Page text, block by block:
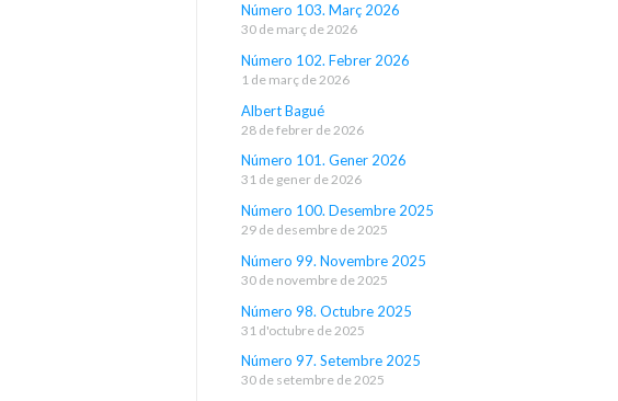
Número 103. Març 2026
30 de març de 2026
Número 102. Febrer 2026
1 de març de 2026
Albert Bagué
28 de febrer de 2026
Número 101. Gener 2026
31 de gener de 2026
Número 100. Desembre 2025
29 de desembre de 2025
Número 99. Novembre 2025
30 de novembre de 2025
Número 98. Octubre 2025
31 d'octubre de 2025
Número 97. Setembre 2025
30 de setembre de 2025